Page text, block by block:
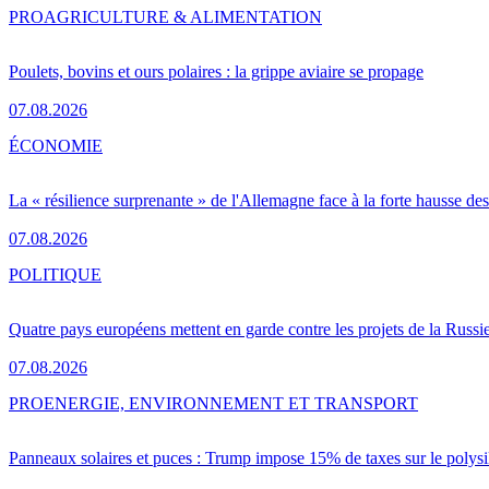
Poulets, bovins et ours polaires : la grippe aviaire se propage
07.08.2026
PROAGRICULTURE & ALIMENTATION
La « résilience surprenante » de l'Allemagne face à la forte hausse
07.08.2026
ÉCONOMIE
Quatre pays européens mettent en garde contre les projets de la
07.08.2026
POLITIQUE
Panneaux solaires et puces : Trump impose 15% de taxes sur le
PROENERGIE, ENVIRONNEMENT ET TRANSPORT